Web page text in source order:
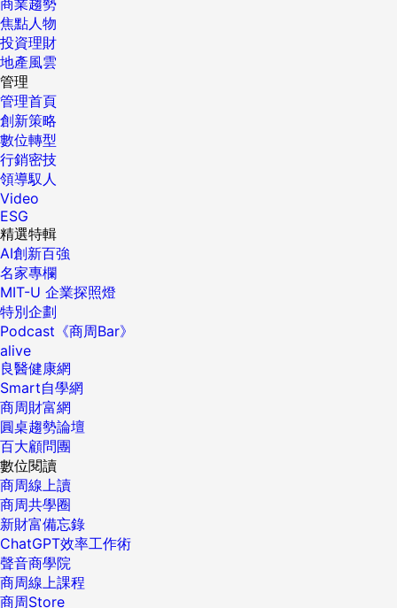
焦點人物
投資理財
地產風雲
管理
管理首頁
創新策略
數位轉型
行銷密技
領導馭人
Video
ESG
精選特輯
AI創新百強
名家專欄
MIT-U 企業探照燈
特別企劃
Podcast《商周Bar》
alive
良醫健康網
Smart自學網
商周財富網
圓桌趨勢論壇
百大顧問團
數位閱讀
商周線上讀
商周共學圈
新財富備忘錄
ChatGPT效率工作術
聲音商學院
商周線上課程
商周Store